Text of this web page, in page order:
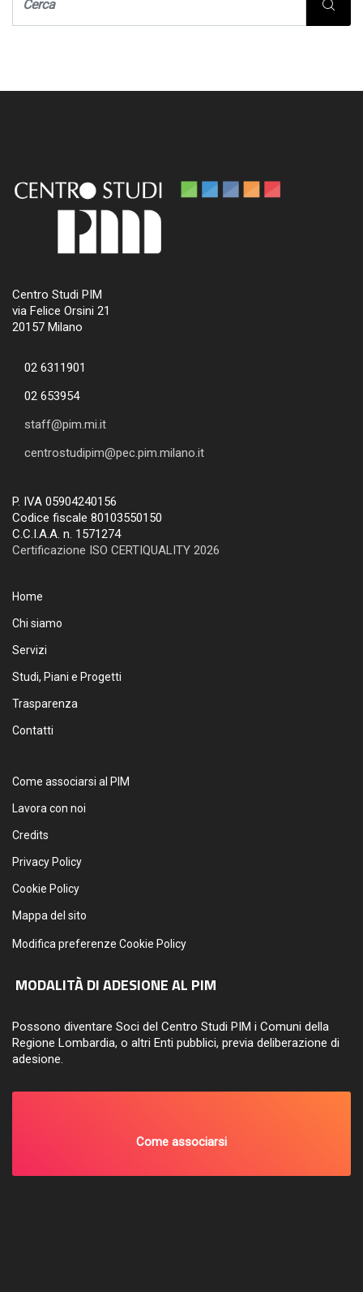
Centro Studi PIM
via Felice Orsini 21
20157 Milano
02 6311901
02 653954
staff@pim.mi.it
centrostudipim@pec.pim.milano.it
P. IVA 05904240156
Codice fiscale 80103550150
C.C.I.A.A. n. 1571274
Certificazione ISO CERTIQUALITY 2026
Home
Chi siamo
Servizi
Studi, Piani e Progetti
Trasparenza
Contatti
Come associarsi al PIM
Lavora con noi
Credits
Privacy Policy
Cookie Policy
Mappa del sito
Modifica preferenze Cookie Policy
MODALITÀ DI ADESIONE AL PIM
Possono diventare Soci del Centro Studi PIM i Comuni della
Regione Lombardia, o altri Enti pubblici, previa deliberazione di
adesione.
Come associarsi